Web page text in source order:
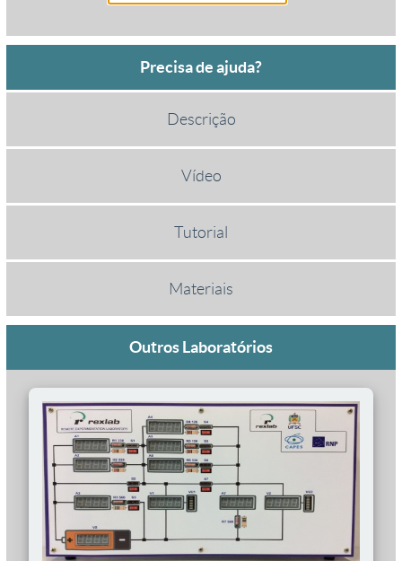
Precisa de ajuda?
Descrição
Vídeo
Tutorial
Materiais
Outros Laboratórios